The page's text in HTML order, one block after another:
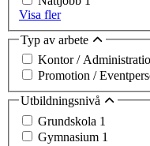
Visa fler
Typ av arbete
Kontor /
Promotion /
Utbildningsnivå
Grundskola 1
Gymnasium 1